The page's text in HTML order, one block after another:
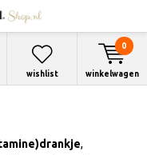
wishlist winkelwagen
0
,